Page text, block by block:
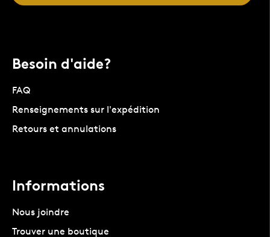
Besoin d'aide?
FAQ
Renseignements sur l'expédition
Retours et annulations
Informations
Nous joindre
Trouver une boutique